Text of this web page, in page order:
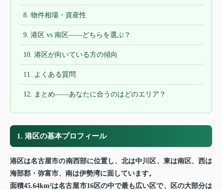
8. 物件相場・資産性
9. 港区 vs 南区——どちらを選ぶ？
10. 港区が向いている方の傾向
11. よくある質問
12. まとめ——あなたに合うのはどのエリア？
1. 港区の基本プロフィール
港区は名古屋市の南西部に位置し、北は中川区、東は南区、西は
海部郡・弥富市、南は伊勢湾に面しています。
面積45.64km²は名古屋市16区の中で最も広い区で、区の大部分は